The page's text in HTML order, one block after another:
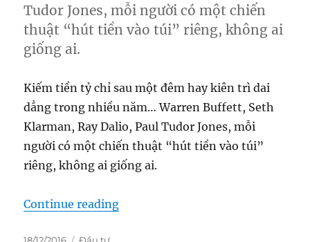
Tudor Jones, mỗi người có một chiến
thuật “hút tiền vào túi” riêng, không ai
giống ai.
Kiếm tiền tỷ chỉ sau một đêm hay kiên trì dai
dẳng trong nhiều năm… Warren Buffett, Seth
Klarman, Ray Dalio, Paul Tudor Jones, mỗi
người có một chiến thuật “hút tiền vào túi”
riêng, không ai giống ai.
Continue reading“Học hỏi từ những nhà đầu tư
Posted
Categories